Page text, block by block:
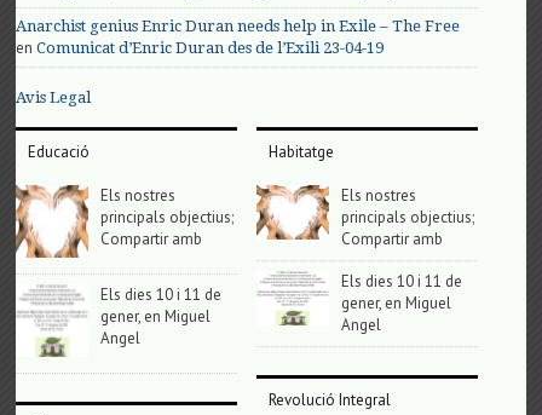
Anarchist genius Enric Duran needs help in Exile – The Free
enComunicat d’Enric Duran des de l’Exili 23-04-19
Avis Legal
Educació
Els nostres
principals objectius;
Compartir amb
Els dies 10 i 11 de
gener, en Miguel
Angel
Habitatge
Els nostres
principals objectius;
Compartir amb
Els dies 10 i 11 de
gener, en Miguel
Angel
Revolució Integral